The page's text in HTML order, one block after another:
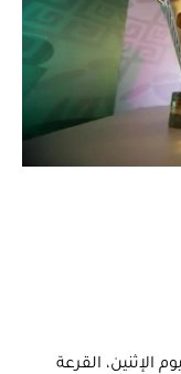
الإثنين، القرعة